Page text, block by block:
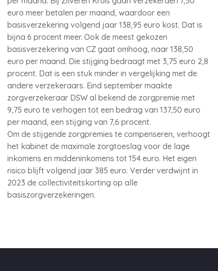
euro meer betalen per maand, waardoor een
basisverzekering volgend jaar 138,95 euro kost. Dat is
bijna 6 procent meer. Ook de meest gekozen
basisverzekering van CZ gaat omhoog, naar 138,50
euro per maand. Die stijging bedraagt met 3,75 euro 2,8
procent. Dat is een stuk minder in vergelijking met de
andere verzekeraars. Eind september maakte
zorgverzekeraar DSW al bekend de zorgpremie met
9,75 euro te verhogen tot een bedrag van 137,50 euro
per maand, een stijging van 7,6 procent.
Om de stijgende zorgpremies te compenseren, verhoogt
het kabinet de maximale zorgtoeslag voor de lage
inkomens en middeninkomens tot 154 euro. Het eigen
risico blijft volgend jaar 385 euro. Verder verdwijnt in
2023 de collectiviteitskorting op alle
basiszorgverzekeringen.